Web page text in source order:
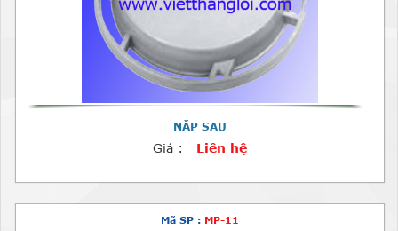
NẮP SAU
Giá : Liên hệ
Mã SP : MP-11